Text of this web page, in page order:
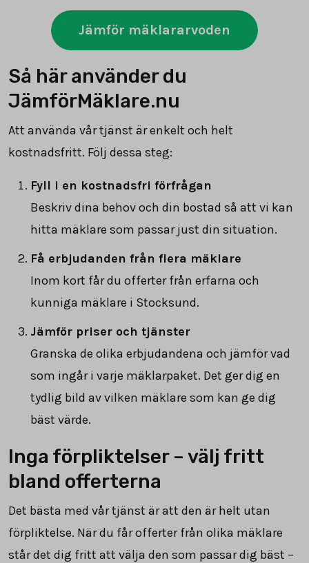
Jämför mäklararvoden
Så här använder du
JämförMäklare.nu
Att använda vår tjänst är enkelt och helt
kostnadsfritt. Följ dessa steg:
Fyll i en kostnadsfri förfrågan
Beskriv dina behov och din bostad så att vi kan
hitta mäklare som passar just din situation.
Få erbjudanden från flera mäklare
Inom kort får du offerter från erfarna och
kunniga mäklare i Stocksund.
Jämför priser och tjänster
Granska de olika erbjudandena och jämför vad
som ingår i varje mäklarpaket. Det ger dig en
tydlig bild av vilken mäklare som kan ge dig
bäst värde.
Inga förpliktelser – välj fritt
bland offerterna
Det bästa med vår tjänst är att den är helt utan
förpliktelse. När du får offerter från olika mäklare
står det dig fritt att välja den som passar dig bäst –